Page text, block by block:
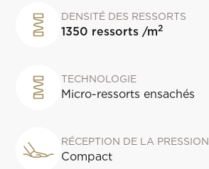
DENSITÉ DES RESSORTS
1350 ressorts /m2
TECHNOLOGIE
Micro-ressorts ensachés
RÉCEPTION DE LA PRESSION
Compact